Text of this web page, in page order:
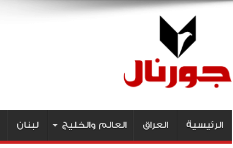
الرئيسية العراق العالم والخليج لبنان